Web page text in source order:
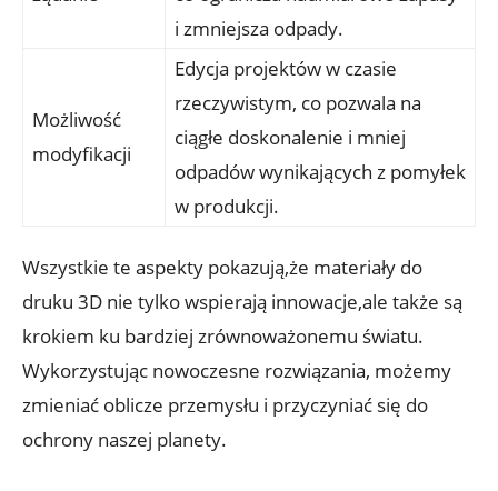
i zmniejsza odpady.
Możliwość
modyfikacji
Edycja projektów w czasie
rzeczywistym, co pozwala na
ciągłe doskonalenie i mniej
odpadów wynikających z pomyłek
w produkcji.
Wszystkie te aspekty pokazują,że materiały do
druku 3D nie tylko wspierają innowacje,ale także są
krokiem ku bardziej zrównoważonemu światu.
Wykorzystując nowoczesne rozwiązania, możemy
zmieniać oblicze przemysłu i przyczyniać się do
ochrony naszej planety.